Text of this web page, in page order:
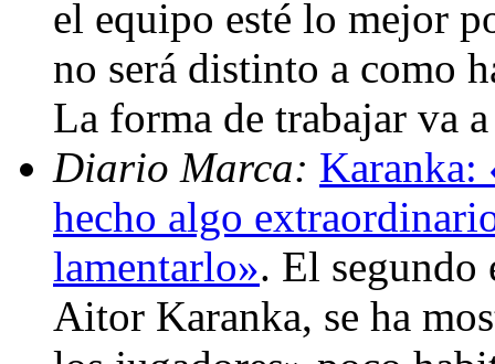
el equipo esté lo mejor
no será distinto a como
La forma de trabajar va
Diario Marca: Karanka:
hecho algo
lamentarlo». El segundo
Aitor Karanka, se ha